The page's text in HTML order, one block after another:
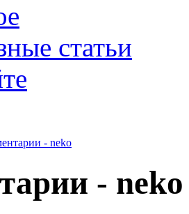
статьи
- neko
-